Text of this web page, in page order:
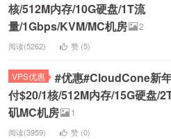
核/512M内存/10G硬盘/1T流
量/1Gbps/KVM/MC机房
2
阅读(5262) 赞 (5)
VPS优惠
#优惠#CloudCone新
付$20/1核/512M内存/15G硬盘/
矶MC机房
1
阅读(3959) 赞 (0)